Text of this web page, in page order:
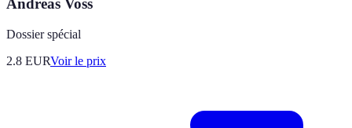
Andreas Voss
Dossier spécial
2.8 EURVoir le prix